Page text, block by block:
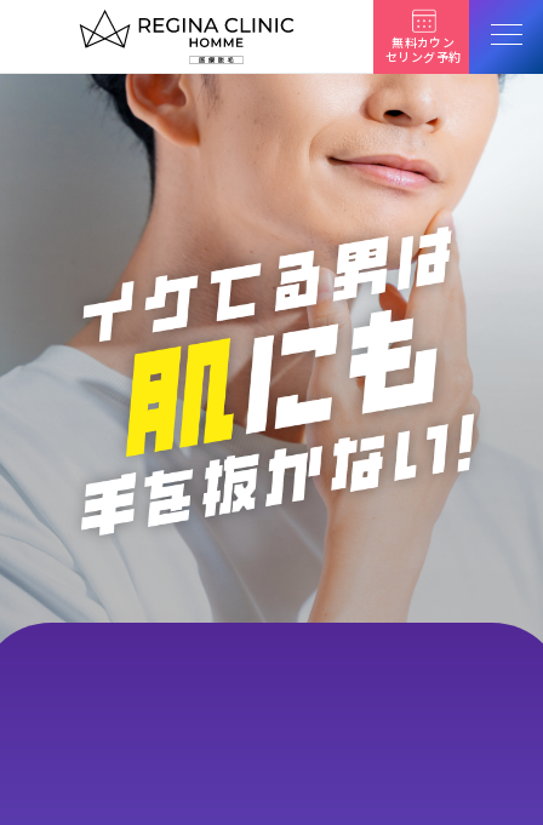
リ
療
脱
無料カウン
セリング予約
トップページ
脱毛料金一覧
はじめての方へ
クリニック一覧
美容治療
よくある質問
採用情報